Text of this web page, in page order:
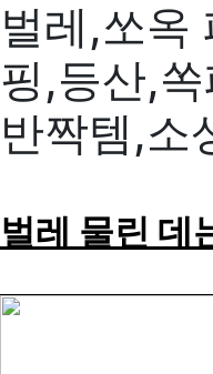
벌레,쏘옥
핑,등산,
반짝템,소
벌레 물린 데